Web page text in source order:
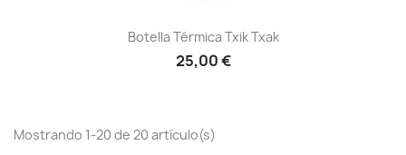
Botella Térmica Txik Txak
25,00 €
Mostrando 1-20 de 20 artículo(s)